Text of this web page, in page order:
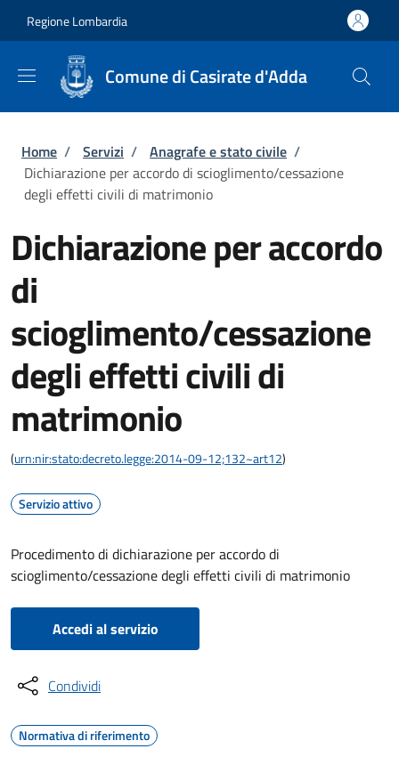
Regione Lombardia
Comune di Casirate d'Adda
Briciole di pane
Home / Servizi / Anagrafe e stato civile /
Dichiarazione per accordo di scioglimento/cessazione
degli effetti civili di matrimonio
Dichiarazione per accordo
di
scioglimento/cessazione
degli effetti civili di
matrimonio
(urn:nir:stato:decreto.legge:2014-09-12;132~art12)
Servizio attivo
Procedimento di dichiarazione per accordo di
scioglimento/cessazione degli effetti civili di matrimonio
Accedi al servizio
Condividi
Normativa di riferimento